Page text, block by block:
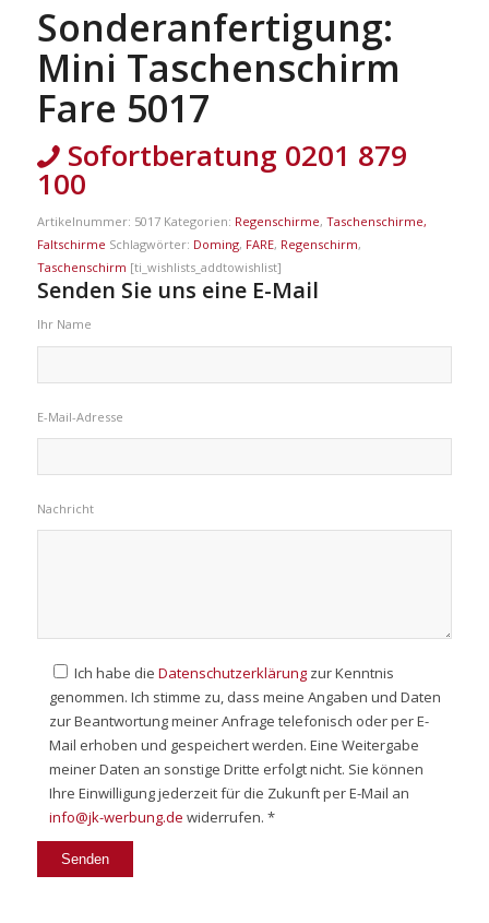
Sonderanfertigung:
Mini Taschenschirm
Fare 5017
Sofortberatung 0201 879
100
Artikelnummer: 5017 Kategorien: Regenschirme, Taschenschirme,
Faltschirme Schlagwörter: Doming, FARE, Regenschirm,
Taschenschirm [ti_wishlists_addtowishlist]
Senden Sie uns eine E-Mail
Ihr Name
E-Mail-Adresse
Nachricht
Ich habe die Datenschutzerklärungzur Kenntnis
genommen. Ich stimme zu, dass meine Angaben und Daten
zur Beantwortung meiner Anfrage telefonisch oder per E-
Mail erhoben und gespeichert werden. Eine Weitergabe
meiner Daten an sonstige Dritte erfolgt nicht. Sie können
Ihre Einwilligung jederzeit für die Zukunft per E-Mail an
info@jk-werbung.de widerrufen. *